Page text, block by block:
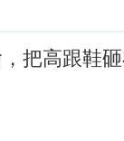
把高跟鞋